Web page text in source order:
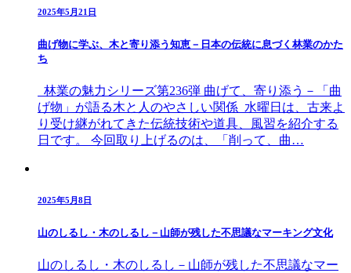
2025年5月21日
曲げ物に学ぶ、木と寄り添う知恵－日本の伝統に息づく林業のかた
ち
林業の魅力シリーズ第236弾 曲げて、寄り添う－「曲
げ物」が語る木と人のやさしい関係 水曜日は、古来よ
り受け継がれてきた伝統技術や道具、風習を紹介する
日です。 今回取り上げるのは、「削って、曲…
2025年5月8日
山のしるし・木のしるし－山師が残した不思議なマーキング文化
山のしるし・木のしるし－山師が残した不思議なマー